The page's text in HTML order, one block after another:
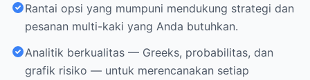
Rantai opsi yang mumpuni mendukung strategi dan
pesanan multi-kaki yang Anda butuhkan.
Analitik berkualitas — Greeks, probabilitas, dan
grafik risiko — untuk merencanakan setiap